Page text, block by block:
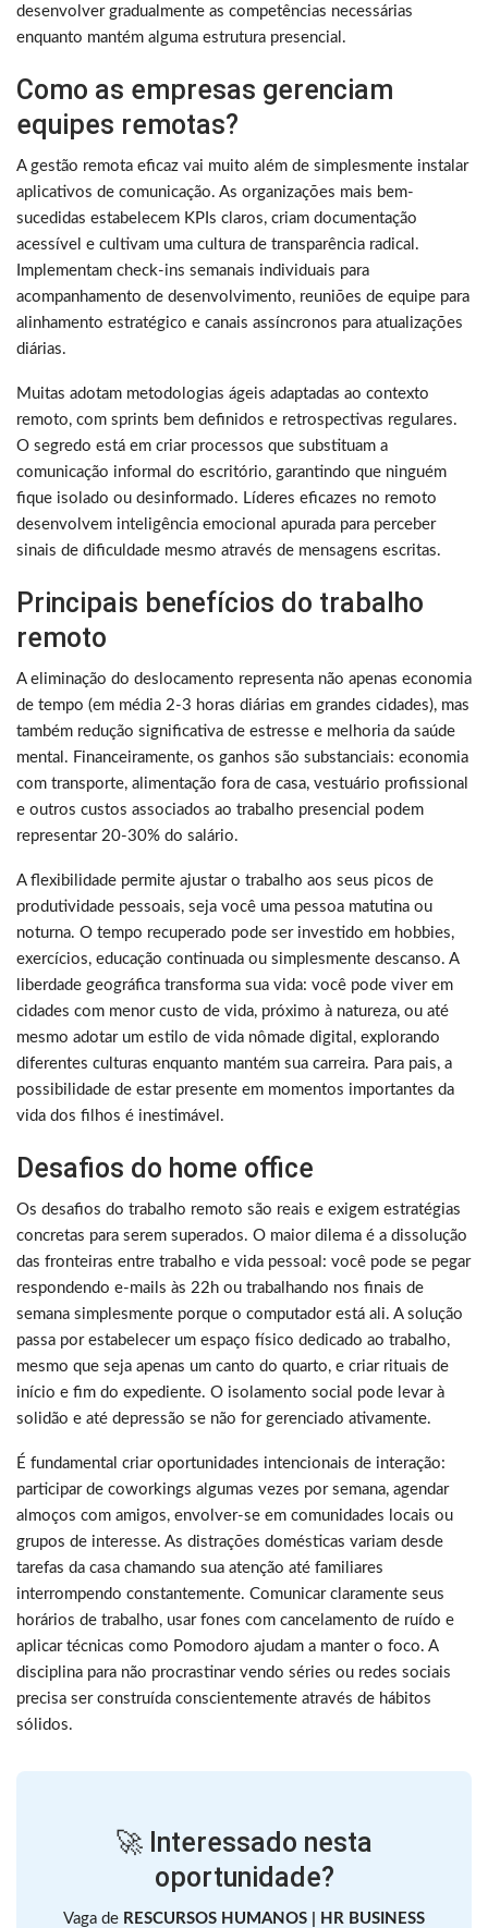
desenvolver gradualmente as competências necessárias
enquanto mantém alguma estrutura presencial.
Como as empresas gerenciam
equipes remotas?
A gestão remota eficaz vai muito além de simplesmente instalar
aplicativos de comunicação. As organizações mais bem-
sucedidas estabelecem KPIs claros, criam documentação
acessível e cultivam uma cultura de transparência radical.
Implementam check-ins semanais individuais para
acompanhamento de desenvolvimento, reuniões de equipe para
alinhamento estratégico e canais assíncronos para atualizações
diárias.
Muitas adotam metodologias ágeis adaptadas ao contexto
remoto, com sprints bem definidos e retrospectivas regulares.
O segredo está em criar processos que substituam a
comunicação informal do escritório, garantindo que ninguém
fique isolado ou desinformado. Líderes eficazes no remoto
desenvolvem inteligência emocional apurada para perceber
sinais de dificuldade mesmo através de mensagens escritas.
Principais benefícios do trabalho
remoto
A eliminação do deslocamento representa não apenas economia
de tempo (em média 2-3 horas diárias em grandes cidades), mas
também redução significativa de estresse e melhoria da saúde
mental. Financeiramente, os ganhos são substanciais: economia
com transporte, alimentação fora de casa, vestuário profissional
e outros custos associados ao trabalho presencial podem
representar 20-30% do salário.
A flexibilidade permite ajustar o trabalho aos seus picos de
produtividade pessoais, seja você uma pessoa matutina ou
noturna. O tempo recuperado pode ser investido em hobbies,
exercícios, educação continuada ou simplesmente descanso. A
liberdade geográfica transforma sua vida: você pode viver em
cidades com menor custo de vida, próximo à natureza, ou até
mesmo adotar um estilo de vida nômade digital, explorando
diferentes culturas enquanto mantém sua carreira. Para pais, a
possibilidade de estar presente em momentos importantes da
vida dos filhos é inestimável.
Desafios do home office
Os desafios do trabalho remoto são reais e exigem estratégias
concretas para serem superados. O maior dilema é a dissolução
das fronteiras entre trabalho e vida pessoal: você pode se pegar
respondendo e-mails às 22h ou trabalhando nos finais de
semana simplesmente porque o computador está ali. A solução
passa por estabelecer um espaço físico dedicado ao trabalho,
mesmo que seja apenas um canto do quarto, e criar rituais de
início e fim do expediente. O isolamento social pode levar à
solidão e até depressão se não for gerenciado ativamente.
É fundamental criar oportunidades intencionais de interação:
participar de coworkings algumas vezes por semana, agendar
almoços com amigos, envolver-se em comunidades locais ou
grupos de interesse. As distrações domésticas variam desde
tarefas da casa chamando sua atenção até familiares
interrompendo constantemente. Comunicar claramente seus
horários de trabalho, usar fones com cancelamento de ruído e
aplicar técnicas como Pomodoro ajudam a manter o foco. A
disciplina para não procrastinar vendo séries ou redes sociais
precisa ser construída conscientemente através de hábitos
sólidos.
🚀 Interessado nesta
oportunidade?
Vaga de RESCURSOS HUMANOS | HR BUSINESS